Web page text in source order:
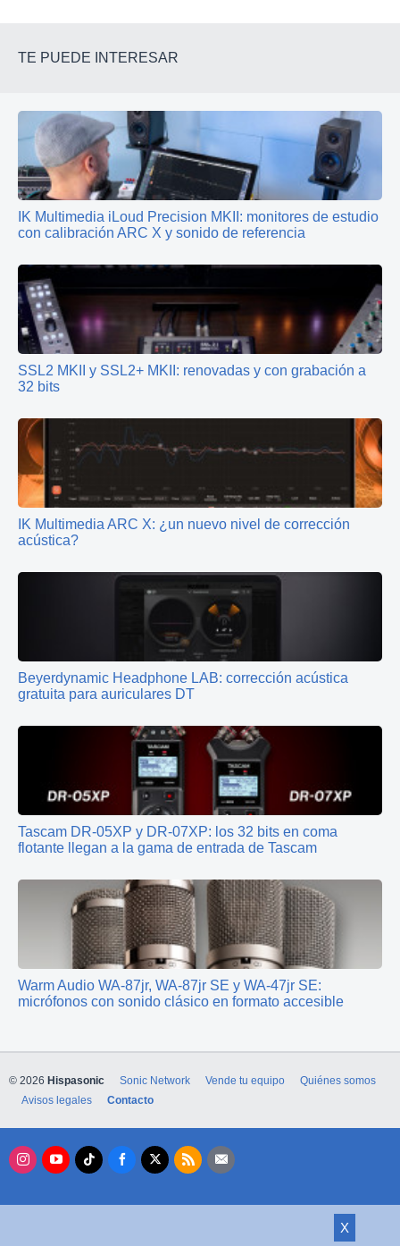
TE PUEDE INTERESAR
IK Multimedia iLoud Precision MKII: monitores de estudio
con calibración ARC X y sonido de referencia
SSL2 MKII y SSL2+ MKII: renovadas y con grabación a
32 bits
IK Multimedia ARC X: ¿un nuevo nivel de corrección
acústica?
Beyerdynamic Headphone LAB: corrección acústica
gratuita para auriculares DT
Tascam DR-05XP y DR-07XP: los 32 bits en coma
flotante llegan a la gama de entrada de Tascam
Warm Audio WA-87jr, WA-87jr SE y WA-47jr SE:
micrófonos con sonido clásico en formato accesible
X
© 2026 Hispasonic Sonic Network Vende tu equipo
Quiénes somos
Avisos legales
Contacto